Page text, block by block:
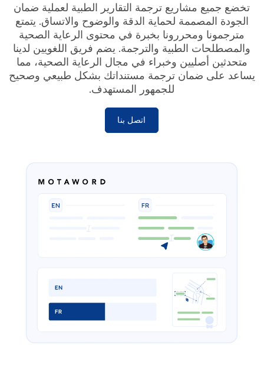
تخضع جميع مشاريع ترجمة التقارير الطبية لعملية ضمان
الجودة المصممة لحماية الدقة والوضوح والاتساق. يتمتع
مترجمونا ومحررونا بخبرة في محتوى الرعاية الصحية
والمصطلحات الطبية والترجمة. يضم فريق اللغويين لدينا
متحدثين أصليين وخبراء في مجال الرعاية الصحية، مما
يساعد على ضمان ترجمة مستنداتك بشكل طبيعي وصحيح
للجمهور المستهدف.
اتصل بنا